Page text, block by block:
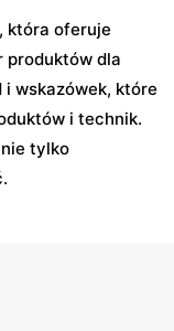
która oferuje
produktów dla
wskazówek, które
i technik.
tylko